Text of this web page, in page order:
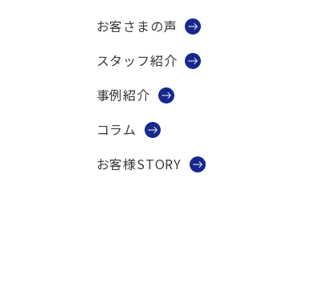
お客さまの声
スタッフ紹介
事例紹介
コラム
お客様STORY